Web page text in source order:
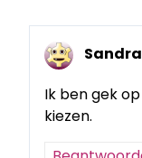
Sandra
Ik ben gek
kiezen.